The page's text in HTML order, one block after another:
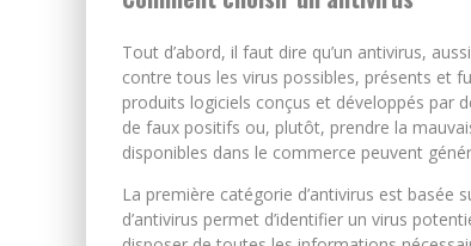
Tout d’abord, il faut dire qu’un antivirus,
contre tous les virus possibles, présents et
produits logiciels conçus et développés par
de faux positifs ou, plutôt, prendre la
disponibles dans le commerce peuvent
La première catégorie d’antivirus est basée
d’antivirus permet d’identifier un virus